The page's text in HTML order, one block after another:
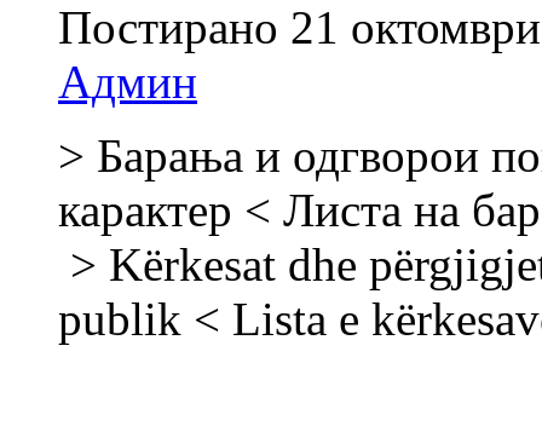
Постирано 21
Админ
> Барања и одгворои
карактер < Листа на
> Kërkesat dhe
publik < Lista e